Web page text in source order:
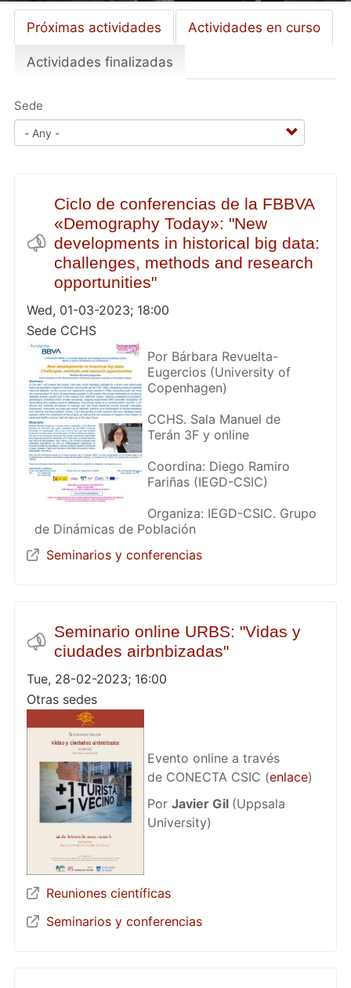
Primary
tabs
Próximas actividades Actividades en curso
Actividades finalizadas
tab)
Sede
Ciclo de conferencias de la FBBVA
«Demography Today»: "New
developments in historical big data:
challenges, methods and research
opportunities"
Wed, 01-03-2023; 18:00
Sede CCHS
Por Bárbara Revuelta-
Eugercios (University of
Copenhagen)
CCHS. Sala Manuel de
Terán 3F y online
Coordina: Diego Ramiro
Fariñas (IEGD-CSIC)
Organiza: IEGD-CSIC. Grupo
de Dinámicas de Población
Seminarios y conferencias
Seminario online URBS: "Vidas y
ciudades airbnbizadas"
Tue, 28-02-2023; 16:00
Otras sedes
Evento online a través
de CONECTA CSIC (enlace)
Por Javier Gil (Uppsala
University)
Reuniones científicas
Seminarios y conferencias